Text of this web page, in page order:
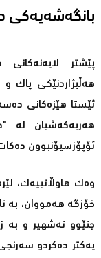
بانگەشەیەکی
پێشتر
هەڵبژاردنێکی پاک
ئێستا هێزەکانی
هەریەکەشیان لە
ئۆپۆزسیۆنبوون
وەک هاوڵاتییەک،
خۆزگە هەمووان، بە
جنێوو تەشهیر و بە
یەکتر دەکردو